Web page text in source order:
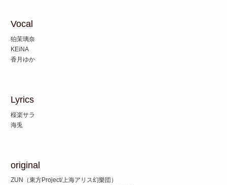
Vocal
狛茉璃奈
KEiNA
香月ゆか
Lyrics
桜楽サラ
海兎
original
ZUN（東方Project/上海アリス幻樂団）